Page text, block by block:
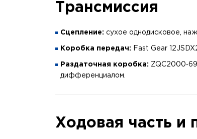
Трансмиссия
Сцепление: сухое однодисковое,
Коробка передач: Fast Gear
Раздаточная коробка:
дифференциалом.
Ходовая часть и